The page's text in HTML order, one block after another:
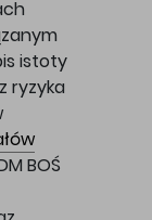
istoty
ryzyka
BOŚ